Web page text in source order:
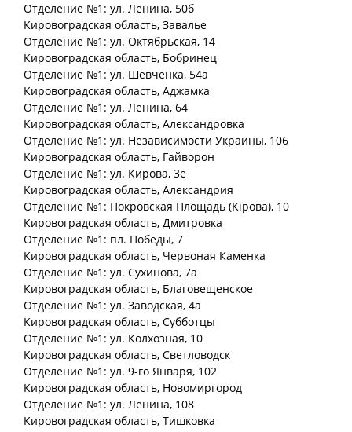
Отделение №1: ул. Ленина, 50б
Кировоградская область, Завалье
Отделение №1: ул. Октябрьская, 14
Кировоградская область, Бобринец
Отделение №1: ул. Шевченка, 54а
Кировоградская область, Аджамка
Отделение №1: ул. Ленина, 64
Кировоградская область, Александровка
Отделение №1: ул. Независимости Украины, 106
Кировоградская область, Гайворон
Отделение №1: ул. Кирова, 3е
Кировоградская область, Александрия
Отделение №1: Покровская Площадь (Кірова), 10
Кировоградская область, Дмитровка
Отделение №1: пл. Победы, 7
Кировоградская область, Червоная Каменка
Отделение №1: ул. Сухинова, 7а
Кировоградская область, Благовещенское
Отделение №1: ул. Заводская, 4а
Кировоградская область, Субботцы
Отделение №1: ул. Колхозная, 10
Кировоградская область, Светловодск
Отделение №1: ул. 9-го Января, 102
Кировоградская область, Новомиргород
Отделение №1: ул. Ленина, 108
Кировоградская область, Тишковка